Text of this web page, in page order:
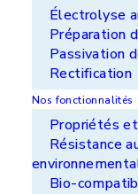
Électrolyse
Préparation
Passivation
Rectification
Nos fonctionnalités
Propriétés
Résistance
Bio-
Intervention
d’arrêts
Le + de
Utilisation du
par Lorilleux